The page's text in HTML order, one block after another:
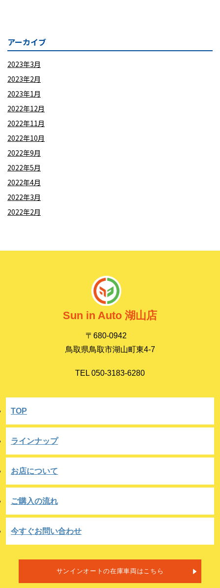
アーカイブ
2023年3月
2023年2月
2023年1月
2022年12月
2022年11月
2022年10月
2022年9月
2022年5月
2022年4月
2022年3月
2022年2月
Sun in Auto 湖山店
〒680-0942
鳥取県鳥取市湖山町東4-7
TEL 050-3183-6280
TOP
ラインナップ
お店について
ご購入の流れ
今すぐお問い合わせ
サンインオートの在庫車両はこちら